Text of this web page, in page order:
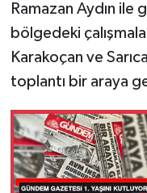
Ramazan Aydın
bölgedeki
Karakoçan ve
toplantı bir araya